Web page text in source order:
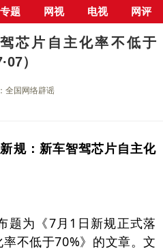
专题 网视 电视 网评
> 正文
芯片自主化率不低于
）
全国网络辟谣
规：新车智驾芯片自主化
题为《7月1日新规正式落
不低于70%》的文章。文